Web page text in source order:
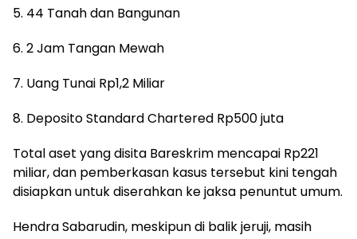
5. 44 Tanah dan Bangunan
6. 2 Jam Tangan Mewah
7. Uang Tunai Rp1,2 Miliar
8. Deposito Standard Chartered Rp500 juta
Total aset yang disita Bareskrim mencapai Rp221
miliar, dan pemberkasan kasus tersebut kini tengah
disiapkan untuk diserahkan ke jaksa penuntut umum.
Hendra Sabarudin, meskipun di balik jeruji, masih